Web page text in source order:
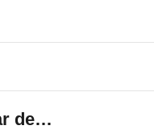
de…